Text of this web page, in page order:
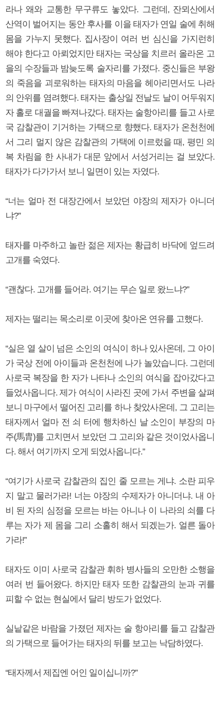
라나 왜와 교통한 무구류도 놓았다. 그런데, 잔뫼산에서
산역이 벌어지는 동안 후사를 이을 태자가 연일 술에 취해
몸을 가누지 못했다. 집사장이 여러 번 심신을 가지런히
해야 한다고 아뢰었지만 태자는 국상을 치르러 올라온 고
을의 수장들과 밤늦도록 술자리를 가졌다. 중신들은 부왕
의 죽음을 괴로워하는 태자의 마음을 헤아리면서도 나라
의 안위를 염려했다. 태자는 출상일 전날도 날이 어두워지
자 홀로 대궐을 빠져나갔다. 태자는 술항아리를 들고 사로
국 감찰관이 기거하는 가택으로 향했다. 태자가 온천천에
서 그리 멀지 않은 감찰관의 가택에 이르렀을 때, 평민 의
복 차림을 한 사내가 대문 앞에서 서성거리는 걸 보았다.
태자가 다가가서 보니 일면이 있는 자였다.
“너는 얼마 전 대장간에서 보았던 야장의 제자가 아니더
냐?”
태자를 마주하고 놀란 젊은 제자는 황급히 바닥에 엎드려
고개를 숙였다.
“괜찮다. 고개를 들어라. 여기는 무슨 일로 왔느냐?”
제자는 떨리는 목소리로 이곳에 찾아온 연유를 고했다.
“실은 열 살이 넘은 소인의 여식이 하나 있사온데, 그 아이
가 국상 전에 아이들과 온천천에 나가 놀았습니다. 그런데
사로국 복장을 한 자가 나타나 소인의 여식을 잡아갔다고
들었사옵니다. 제가 여식이 사라진 곳에 가서 주변을 살펴
보니 마구에서 떨어진 고리를 하나 찾았사온데, 그 고리는
태자께서 얼마 전 쇠 터에 행차하신 날 소인이 부장의 마
주(馬胄)를 고치면서 보았던 그 고리와 같은 것이었사옵니
다. 해서 여기까지 오게 되었사옵니다.”
“여기가 사로국 감찰관의 집인 줄 모르는 게냐. 소란 피우
지 말고 물러가라! 너는 야장의 수제자가 아니더냐. 내 아
비 된 자의 심정을 모르는 바는 아니나 이 나라의 쇠를 다
루는 자가 제 몸을 그리 소홀히 해서 되겠는가. 얼른 돌아
가라!”
태자도 이미 사로국 감찰관 휘하 병사들의 오만한 소행을
여러 번 들어왔다. 하지만 태자 또한 감찰관의 눈과 귀를
피할 수 없는 현실에서 달리 방도가 없었다.
실낱같은 바람을 가졌던 제자는 술 항아리를 들고 감찰관
의 가택으로 들어가는 태자의 뒤를 보고는 낙담하였다.
“태자께서 제집엔 어인 일이십니까?”